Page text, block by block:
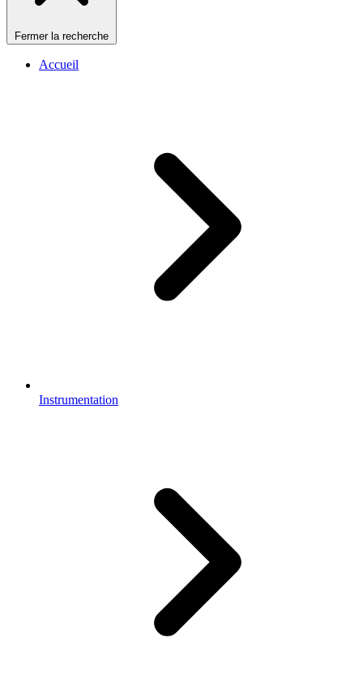
Fermer la recherche
Accueil
Instrumentation